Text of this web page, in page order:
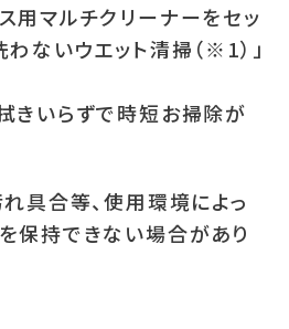
用マルチクリーナーをセッ
わないウエット清掃（※1）」
きいらずで時短お掃除が
具合等、使用環境によっ
保持できない場合があり